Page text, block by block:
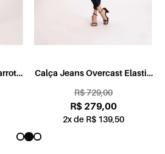
Calça Jeans Overcast Elastic
R$ 729,00
R$ 279,00
2x de R$ 139,50